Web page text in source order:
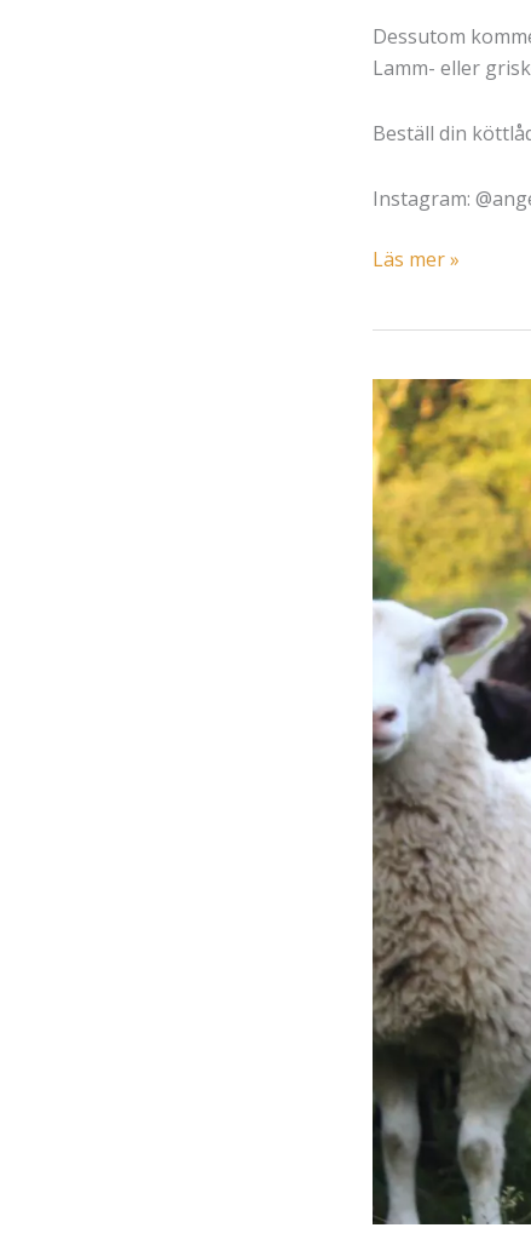
Dessutom
Lamm- eller
Beställ din
Instagram:
Kött
Läs mer »